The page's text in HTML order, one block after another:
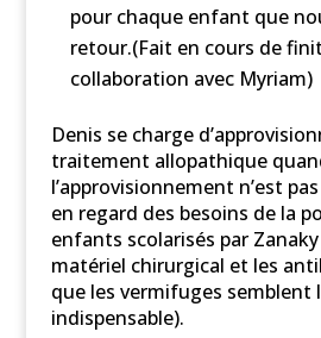
pour chaque enfant que
retour.(Fait en cours de
collaboration avec Myriam)
Denis se charge
traitement allopathique
l’approvisionnement n’est
en regard des besoins de la
enfants scolarisés par
matériel chirurgical et les
que les vermifuges semblent
indispensable).